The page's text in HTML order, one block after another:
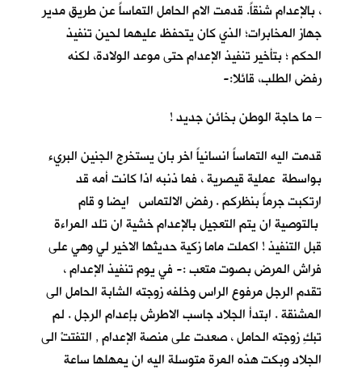
، بالإعدام شنقاً. قدمت الام الحامل التماساً عن طريق مدير
جهاز المخابرات؛ الذي كان يتحفظ عليهما لحين تنفيذ
الحكم ؛ بتأخير تنفيذ الإعدام حتى موعد الولادة، لكنه
رفض الطلب، قائلا:-
– ما حاجة الوطن بخائن جديد !
قدمت اليه التماساً انسانياً اخر بان يستخرج الجنين البريء
بواسطة عملية قيصرية ، فما ذنبه اذا كانت أمه قد
ارتكبت جرماً بنظركم . رفض الالتماس ايضا و قام
بالتوصية ان يتم التعجيل بالإعدام خشية ان تلد المراءة
قبل التنفيذ ! اكملت ماما زكية حديثها الاخير لي وهي على
فراش المرض بصوت متعب :- في يوم تنفيذ الإعدام ،
تقدم الرجل مرفوع الراس وخلفه زوجته الشابة الحامل الى
المشنقة . ابتدأ الجلاد جاسب الاطرش بإعدام الرجل . لم
تبكِ زوجته الحامل ، صعدت على منصة الإعدام , التفتتْ الى
الجلاد وبكت هذه المرة متوسلة اليه ان يمهلها ساعة